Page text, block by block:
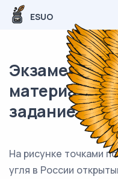
ESUO
материал
задание (24)
На рисунке точками
угля в России